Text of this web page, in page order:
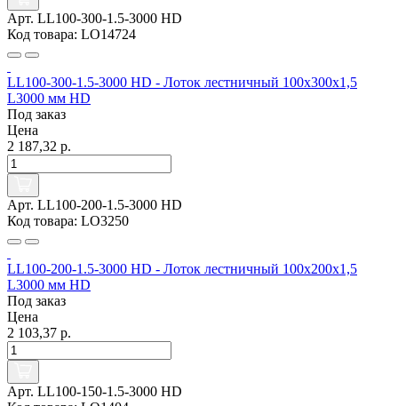
Арт. LL100-300-1.5-3000 HD
Код товара: LO14724
LL100-300-1.5-3000 HD - Лоток лестничный 100х300х1,5
L3000 мм HD
Под заказ
Цена
2 187,32 р.
Арт. LL100-200-1.5-3000 HD
Код товара: LO3250
LL100-200-1.5-3000 HD - Лоток лестничный 100х200х1,5
L3000 мм HD
Под заказ
Цена
2 103,37 р.
Арт. LL100-150-1.5-3000 HD